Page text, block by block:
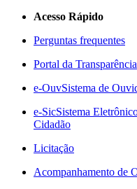
Acesso Rápido
Perguntas frequentes
Portal da Transparência
e-OuvSistema de
e-SicSistema
Cidadão
Licitação
Acompanhamento de